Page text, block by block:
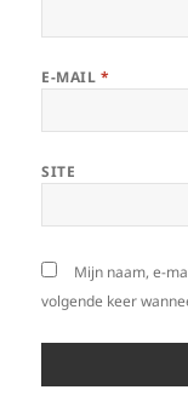
E-MAIL *
SITE
Mijn naam, e-
volgende keer